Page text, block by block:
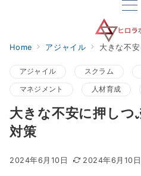
Home アジャイル 大きな不
アジャイル スクラム
マネジメント 人材育成
大きな不安に押しつ
対策
2024年6月10日 2024年6月10日